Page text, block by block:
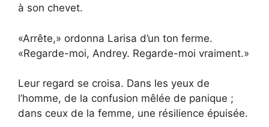
à son chevet.
«Arrête,» ordonna Larisa d’un ton ferme.
«Regarde-moi, Andrey. Regarde-moi vraiment.»
Leur regard se croisa. Dans les yeux de
l’homme, de la confusion mêlée de panique ;
dans ceux de la femme, une résilience épuisée.